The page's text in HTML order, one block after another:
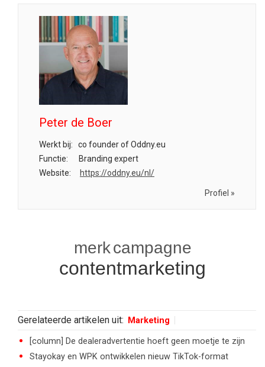
Peter de Boer
Werkt bij:
co founder of Oddny.eu
Functie:
Branding expert
Website:
https://oddny.eu/nl/
Profiel »
merkcampagne
contentmarketing
Gerelateerde artikelen uit: Marketing
[column] De dealeradvertentie hoeft geen moetje te zijn
Stayokay en WPK ontwikkelen nieuw TikTok-format